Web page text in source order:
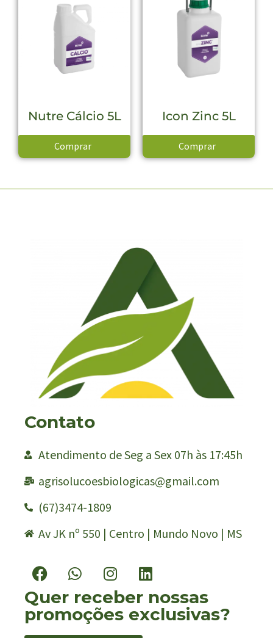
Nutre Cálcio 5L
Comprar
Icon Zinc 5L
Comprar
Contato
Atendimento de Seg a Sex 07h às 17:45h
agrisolucoesbiologicas@gmail.com
(67)3474-1809
Av JK nº 550 | Centro | Mundo Novo | MS
Quer receber nossas
promoções exclusivas?